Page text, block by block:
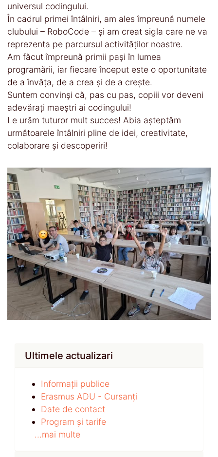
universul codingului.
În cadrul primei întâlniri, am ales împreună numele
clubului – RoboCode – și am creat sigla care ne va
reprezenta pe parcursul activităților noastre.
Am făcut împreună primii pași în lumea
programării, iar fiecare început este o oportunitate
de a învăța, de a crea și de a crește.
Suntem convinși că, pas cu pas, copiii vor deveni
adevărați maeștri ai codingului!
Le urăm tuturor mult succes! Abia așteptăm
următoarele întâlniri pline de idei, creativitate,
colaborare și descoperiri!
Ultimele actualizari
Informații publice
Erasmus ADU - Cursanți
Date de contact
Program și tarife
...mai multe